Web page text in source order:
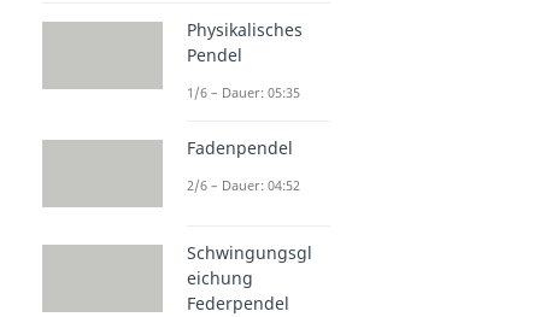
Physikalisches
Pendel
1/6 – Dauer: 05:35
Fadenpendel
2/6 – Dauer: 04:52
Schwingungsgl
eichung
Federpendel